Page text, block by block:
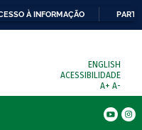
À INFORMAÇÃO
ENGLISH
ACESSIBILIDADE
A+ A-